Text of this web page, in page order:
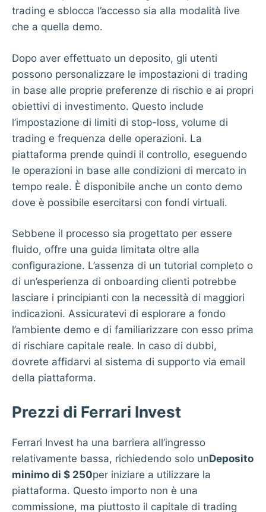
trading e sblocca l’accesso sia alla modalità live
che a quella demo.
Dopo aver effettuato un deposito, gli utenti
possono personalizzare le impostazioni di trading
in base alle proprie preferenze di rischio e ai propri
obiettivi di investimento. Questo include
l’impostazione di limiti di stop-loss, volume di
trading e frequenza delle operazioni. La
piattaforma prende quindi il controllo, eseguendo
le operazioni in base alle condizioni di mercato in
tempo reale. È disponibile anche un conto demo
dove è possibile esercitarsi con fondi virtuali.
Sebbene il processo sia progettato per essere
fluido, offre una guida limitata oltre alla
configurazione. L’assenza di un tutorial completo o
di un’esperienza di onboarding clienti potrebbe
lasciare i principianti con la necessità di maggiori
indicazioni. Assicuratevi di esplorare a fondo
l’ambiente demo e di familiarizzare con esso prima
di rischiare capitale reale. In caso di dubbi,
dovrete affidarvi al sistema di supporto via email
della piattaforma.
Prezzi di Ferrari Invest
Ferrari Invest ha una barriera all’ingresso
relativamente bassa, richiedendo solo unDeposito
minimo di $ 250per iniziare a utilizzare la
piattaforma. Questo importo non è una
commissione, ma piuttosto il capitale di trading